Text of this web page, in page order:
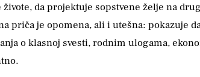
da projektuje sopstvene želje na
priča je opomena, ali i utešna: pokazuje
o klasnoj svesti, rodnim ulogama,